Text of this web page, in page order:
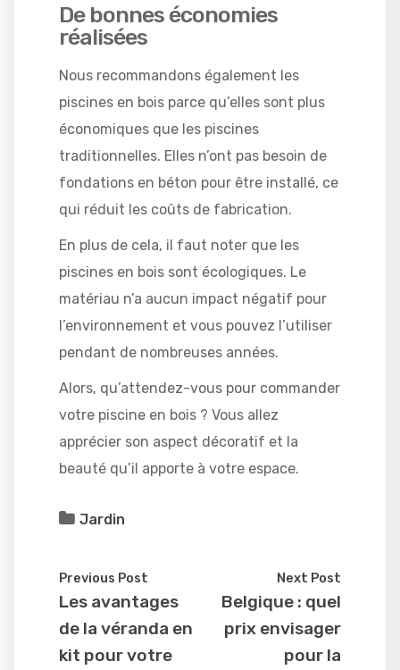
De bonnes économies
réalisées
Nous recommandons également les
piscines en bois parce qu’elles sont plus
économiques que les piscines
traditionnelles. Elles n’ont pas besoin de
fondations en béton pour être installé, ce
qui réduit les coûts de fabrication.
En plus de cela, il faut noter que les
piscines en bois sont écologiques. Le
matériau n’a aucun impact négatif pour
l’environnement et vous pouvez l’utiliser
pendant de nombreuses années.
Alors, qu’attendez-vous pour commander
votre piscine en bois ? Vous allez
apprécier son aspect décoratif et la
beauté qu’il apporte à votre espace.
Jardin
Previous Post
Les avantages
de la véranda en
kit pour votre
Next Post
Belgique : quel
prix envisager
pour la